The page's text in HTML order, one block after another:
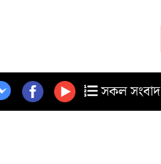
সকল সংবাদ